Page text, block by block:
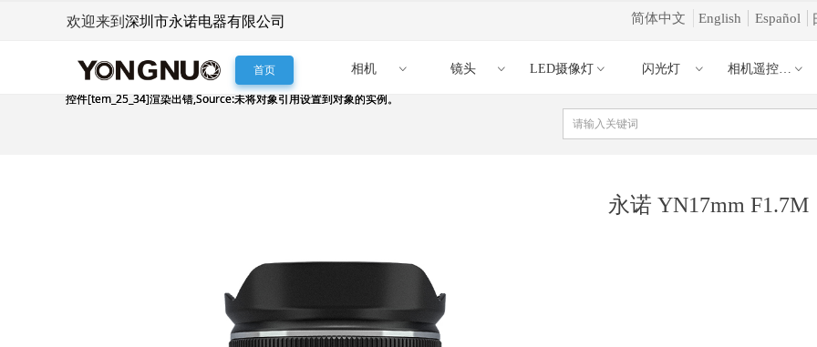
ꀁ
相机 ꀁ
镜头 ꀁ
LED摄像灯 ꀁ
闪光灯 ꀁ
相机遥控器引闪器
首页
简体中文 English
欢迎来到 深圳市永诺电器有限公司 Español
控件[tem_25_34]渲染出错,Source:未将对象引用设置到对象的实例。
永诺 YN17mm F1.7M
控件[tem_25_34]渲染出错,Source:未将对象引用设置到对象的实例。